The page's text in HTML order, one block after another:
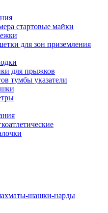
стартовые майки
для зон приземления
для прыжков
тумбы указатели
шашки-нарды